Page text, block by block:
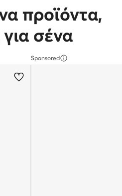
προϊόντα,
σένα
Sponsored